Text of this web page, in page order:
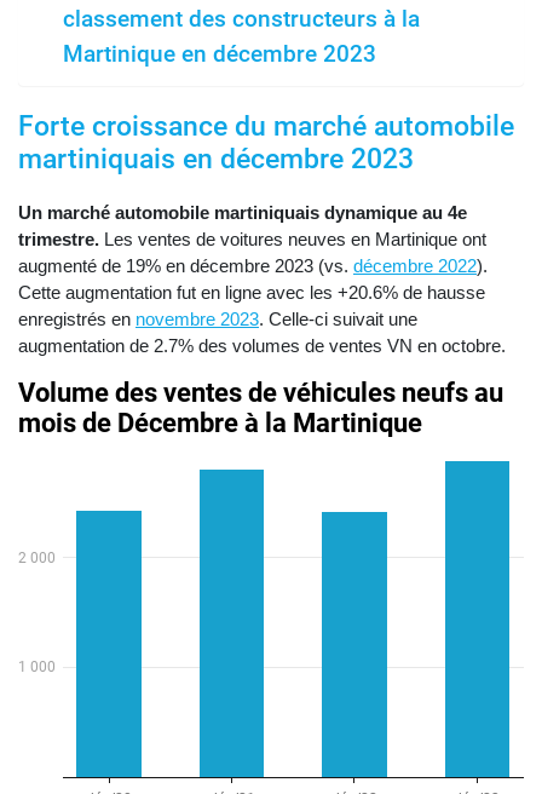
classement des constructeurs à la
Martinique en décembre 2023
Forte croissance du marché automobile
martiniquais en décembre 2023
Un marché automobile martiniquais dynamique au 4e
trimestre. Les ventes de voitures neuves en Martinique ont
augmenté de 19% en décembre 2023 (vs. décembre 2022).
Cette augmentation fut en ligne avec les +20.6% de hausse
enregistrés en novembre 2023. Celle-ci suivait une
augmentation de 2.7% des volumes de ventes VN en octobre.